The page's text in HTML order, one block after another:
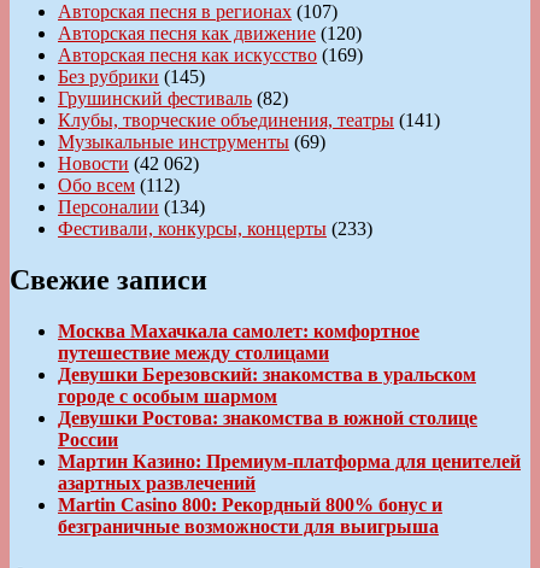
Авторская песня в регионах (107)
Авторская песня как движение (120)
Авторская песня как искусство (169)
Без рубрики (145)
Грушинский фестиваль (82)
Клубы, творческие объединения, театры (141)
Музыкальные инструменты (69)
Новости (42 062)
Обо всем (112)
Персоналии (134)
Фестивали, конкурсы, концерты (233)
Свежие записи
Москва Махачкала самолет: комфортное
путешествие между столицами
Девушки Березовский: знакомства в уральском
городе с особым шармом
Девушки Ростова: знакомства в южной столице
России
Мартин Казино: Премиум-платформа для ценителей
азартных развлечений
Martin Casino 800: Рекордный 800% бонус и
безграничные возможности для выигрыша